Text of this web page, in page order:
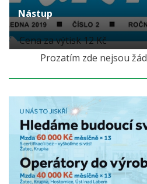
Nástup
Cena za výtisk 12 Kč
Prozatím zde nejsou